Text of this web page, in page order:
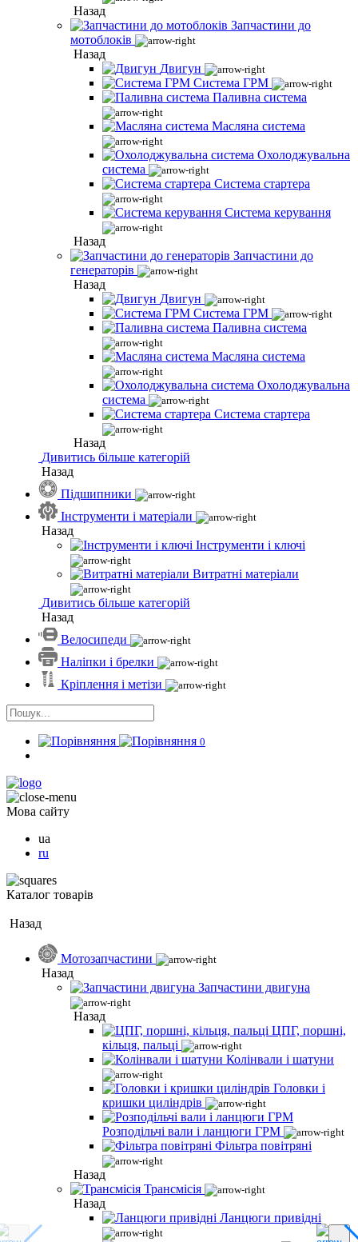
Назад
Запчастини до
мотоблоків
Назад
Двигун
Система ГРМ
Паливна система
Масляна система
Охолоджувальна
система
Система стартера
Система керування
Назад
Запчастини до
генераторів
Назад
Двигун
Система ГРМ
Паливна система
Масляна система
Охолоджувальна
система
Система стартера
Назад
Дивитись більше категорій
Назад
Підшипники
Інструменти і матеріали
Назад
Інструменти і ключі
Витратні матеріали
Дивитись більше категорій
Назад
Велосипеди
Наліпки і брелки
Кріплення і метізи
0
Мова сайту
ua
ru
Каталог товарів
Назад
Мотозапчастини
Назад
Запчастини двигуна
Назад
ЦПГ, поршні,
кільця, пальці
Колінвали і шатуни
Головки і
кришки циліндрів
Розподільчі вали і ланцюги ГРМ
Фільтра повітряні
Назад
Трансмісія
Назад
Ланцюги привідні